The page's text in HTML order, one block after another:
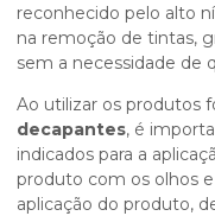
reconhecido pelo alto
na remoção de tintas,
sem a necessidade de
Ao utilizar os produtos
decapantes, é
indicados para a
produto com os olhos
aplicação do produto,